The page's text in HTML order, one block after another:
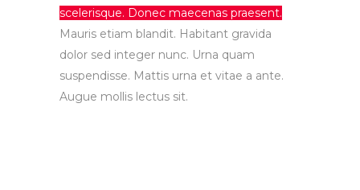
scelerisque. Donec maecenas praesent.
Mauris etiam blandit. Habitant gravida
dolor sed integer nunc. Urna quam
suspendisse. Mattis urna et vitae a ante.
Augue mollis lectus sit.